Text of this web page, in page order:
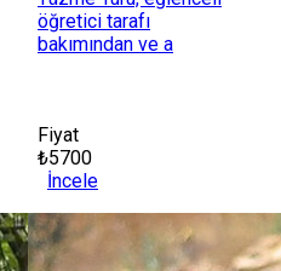
öğretici tarafı
bakımından ve a
Fiyat
₺5700
İncele